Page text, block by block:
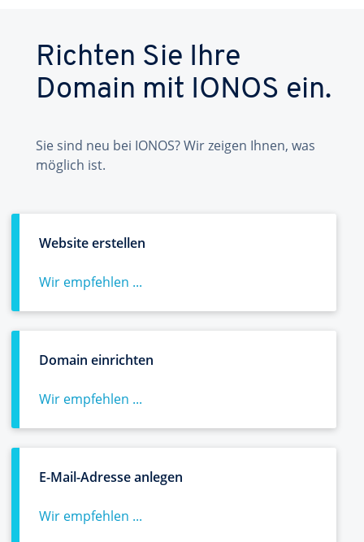
Richten Sie Ihre
Domain mit IONOS ein.
Sie sind neu bei IONOS? Wir zeigen Ihnen, was
möglich ist.
Website erstellen
Wir empfehlen ...
Domain einrichten
Wir empfehlen ...
E-Mail-Adresse anlegen
Wir empfehlen ...